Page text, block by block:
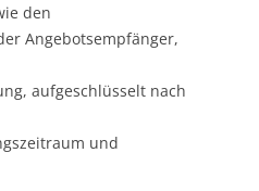
den
Angebotsempfänger,
aufgeschlüsselt nach
und